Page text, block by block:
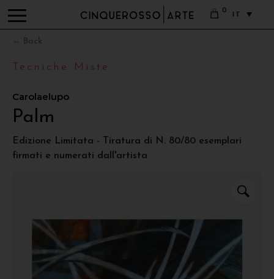
0
IT
Tecniche Miste
Carolaelupo
Palm
Edizione Limitata - Tiratura di N. 80/80 esemplari
firmati e numerati dall'artista